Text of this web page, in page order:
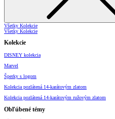
Všetky Kolekcie
Všetky Kolekcie
Kolekcie
DISNEY kolekcia
Marvel
Šperky s logom
Kolekcia pozlátená 14-karátovým zlatom
Kolekcia pozlátená 14-karátovým ružovým zlatom
Obľúbené témy